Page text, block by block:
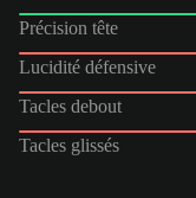
Précision tête
Lucidité défensive
Tacles debout
Tacles glissés